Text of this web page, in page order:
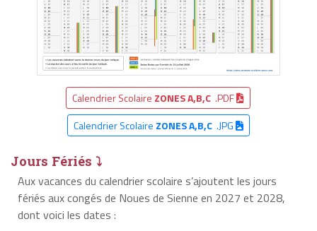
Calendrier Scolaire ZONES A,B,C .PDF
Calendrier Scolaire ZONES A,B,C.JPG
Jours Fériés ⤵
Aux vacances du calendrier scolaire s’ajoutent les jours
fériés aux congés de Noues de Sienne en 2027 et 2028,
dont voici les dates :